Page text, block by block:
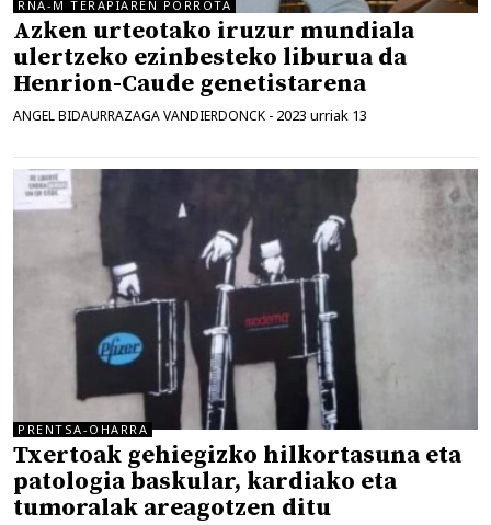
RNA-M TERAPIAREN PORROTA
Azken urteotako iruzur mundiala
ulertzeko ezinbesteko liburua da
Henrion-Caude genetistarena
ANGEL BIDAURRAZAGA VANDIERDONCK - 2023 urriak 13
PRENTSA-OHARRA
Txertoak gehiegizko hilkortasuna eta
patologia baskular, kardiako eta
tumoralak areagotzen ditu